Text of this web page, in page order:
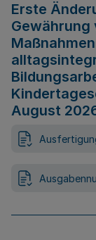
Erste
Gewährung
August